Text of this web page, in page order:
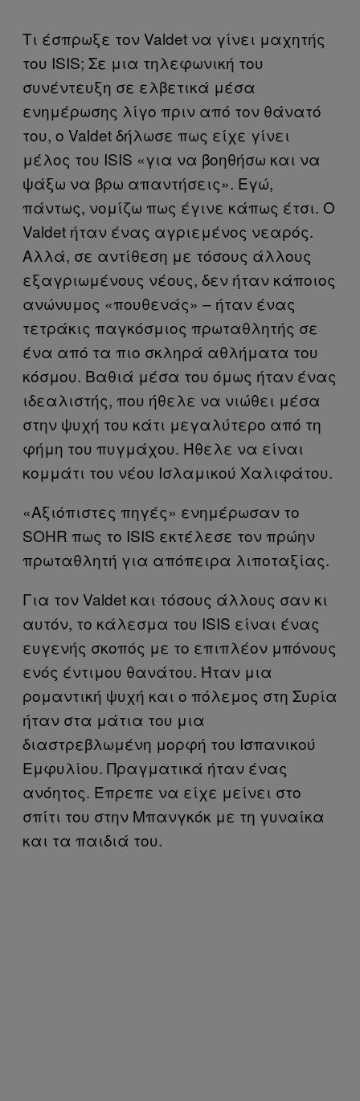
Τι έσπρωξε τον Valdet να γίνει μαχητής
του ISIS; Σε μια τηλεφωνική του
συνέντευξη σε ελβετικά μέσα
ενημέρωσης λίγο πριν από τον θάνατό
του, ο Valdetδήλωσε πως είχε γίνει
μέλος του ISIS «για να βοηθήσω και να
ψάξω να βρω απαντήσεις». Εγώ,
πάντως, νομίζω πως έγινε κάπως έτσι. Ο
Valdet ήταν ένας αγριεμένος νεαρός.
Αλλά, σε αντίθεση με τόσους άλλους
εξαγριωμένους νέους, δεν ήταν κάποιος
ανώνυμος «πουθενάς» – ήταν ένας
τετράκις παγκόσμιος πρωταθλητής σε
ένα από τα πιο σκληρά αθλήματα του
κόσμου. Βαθιά μέσα του όμως ήταν ένας
ιδεαλιστής, που ήθελε να νιώθει μέσα
στην ψυχή του κάτι μεγαλύτερο από τη
φήμη του πυγμάχου. Ήθελε να είναι
κομμάτι του νέου Ισλαμικού Χαλιφάτου.
«Αξιόπιστες πηγές» ενημέρωσαν το
SOHR πως το ISIS εκτέλεσε τον πρώην
πρωταθλητή για απόπειρα λιποταξίας.
Για τον Valdet και τόσους άλλους σαν κι
αυτόν, το κάλεσμα του ISIS είναι ένας
ευγενής σκοπός με το επιπλέον μπόνους
ενός έντιμου θανάτου. Ήταν μια
ρομαντική ψυχή και ο πόλεμος στη Συρία
ήταν στα μάτια του μια
διαστρεβλωμένη μορφή του Ισπανικού
Εμφυλίου. Πραγματικά ήταν ένας
ανόητος. Έπρεπε να είχε μείνει στο
σπίτι του στην Μπανγκόκ με τη γυναίκα
και τα παιδιά του.